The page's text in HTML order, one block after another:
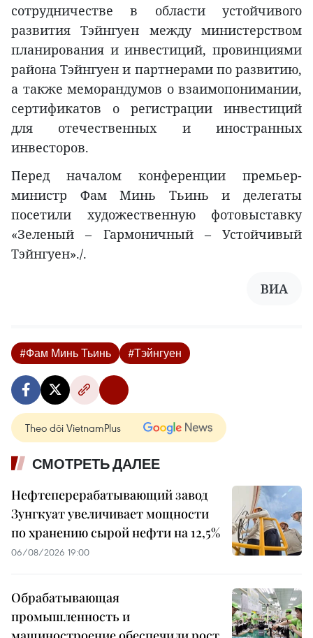
сотрудничестве в области устойчивого
развития Тэйнгуен между министерством
планирования и инвестиций, провинциями
района Тэйнгуен и партнерами по развитию,
а также меморандумов о взаимопонимании,
сертификатов о регистрации инвестиций
для отечественных и иностранных
инвесторов.
Перед началом конференции премьер-
министр Фам Минь Тьинь и делегаты
посетили художественную фотовыставку
«Зеленый – Гармоничный – Устойчивый
Тэйнгуен»./.
ВИА
#Фам Минь Тьинь #Тэйнгуен
Theo dõi VietnamPlus
СМОТРЕТЬ ДАЛЕЕ
Нефтеперерабатывающий завод
Зунгкуат увеличивает мощности
по хранению сырой нефти на 12,5%
06/08/2026 19:00
Обрабатывающая
промышленность и